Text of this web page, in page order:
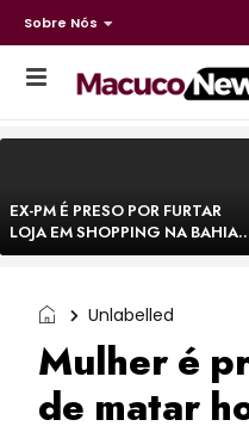
Sobre Nós
EX-PM É PRESO POR FURTAR
LOJA EM SHOPPING NA BAHIA
ESCAPA CORRENDO DE
Unlabelled
Mulher é
de matar